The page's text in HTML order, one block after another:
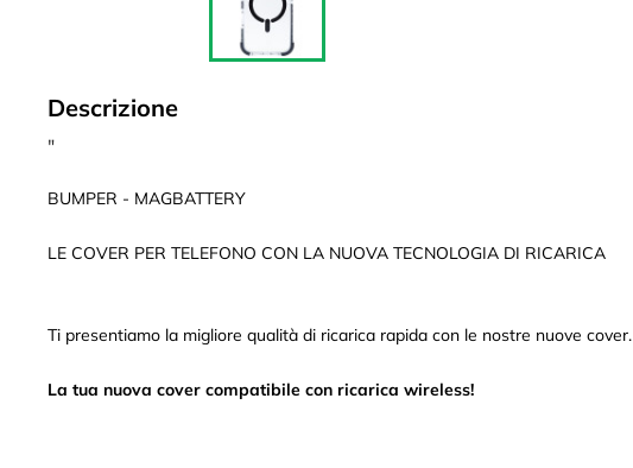
Descrizione
"
BUMPER - MAGBATTERY
LE COVER PER TELEFONO CON LA NUOVA TECNOLOGIA DI RICARICA
Ti presentiamo la migliore qualità di ricarica rapida con le nostre nuove cover.
La tua nuova cover compatibile con ricarica wireless!